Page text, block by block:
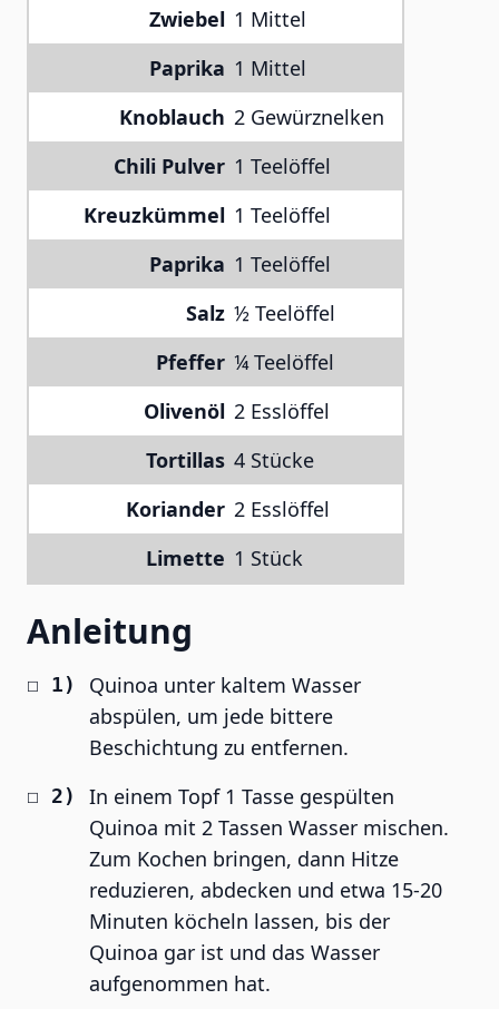
Zwiebel 1 Mittel
Paprika 1 Mittel
Knoblauch 2 Gewürznelken
Chili Pulver 1 Teelöffel
Kreuzkümmel 1 Teelöffel
Paprika 1 Teelöffel
Salz ½ Teelöffel
Pfeffer ¼ Teelöffel
Olivenöl 2 Esslöffel
Tortillas 4 Stücke
Koriander 2 Esslöffel
Limette 1 Stück
Anleitung
Quinoa unter kaltem Wasser
abspülen, um jede bittere
Beschichtung zu entfernen.
In einem Topf 1 Tasse gespülten
Quinoa mit 2 Tassen Wasser mischen.
Zum Kochen bringen, dann Hitze
reduzieren, abdecken und etwa 15-20
Minuten köcheln lassen, bis der
Quinoa gar ist und das Wasser
aufgenommen hat.